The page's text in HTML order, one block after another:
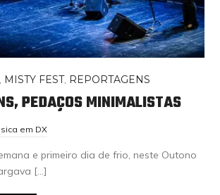
, MISTY FEST, REPORTAGENS
PEDAÇOS MINIMALISTAS
em DX
e primeiro dia de frio, neste Outono
[…]